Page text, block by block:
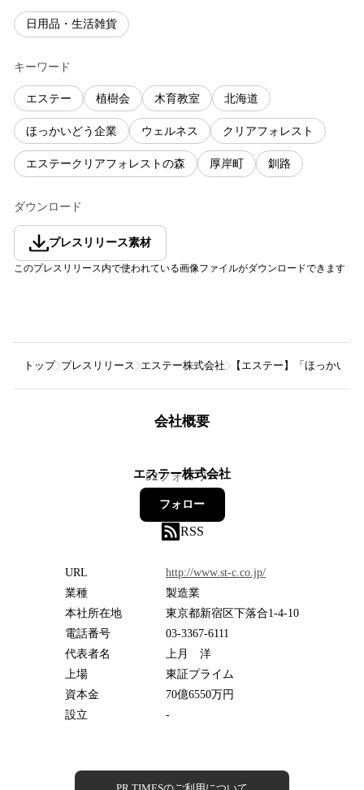
日用品・生活雑貨
キーワード
エステー 植樹会 木育教室 北海道
ほっかいどう企業 ウェルネス クリアフォレスト
エステークリアフォレストの森 厚岸町 釧路
ダウンロード
プレスリリース素材
このプレスリリース内で使われている画像ファイルがダウンロードできます
トップ プレスリリース エステー株式会社 【エステー】「ほっかい
会社概要
エステー株式会社
52フォロワー
フォロー
RSS
URL
http://www.st-c.co.jp/
業種
製造業
本社所在地
東京都新宿区下落合1-4-10
電話番号
03-3367-6111
代表者名
上月 洋
上場
東証プライム
資本金
70億6550万円
設立
-